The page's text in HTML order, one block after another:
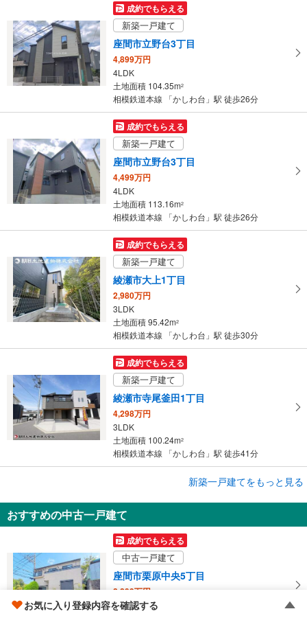
け
取
る
・
条
イ
ペ
に
存
る
成約でもらえる
新築一戸建て
座間市立野台3丁目
4,899万円
4LDK
土地面積 104.35m2
相模鉄道本線 「かしわ台」駅 徒歩26分
成約でもらえる
新築一戸建て
座間市立野台3丁目
4,499万円
4LDK
土地面積 113.16m2
相模鉄道本線 「かしわ台」駅 徒歩26分
成約でもらえる
新築一戸建て
綾瀬市大上1丁目
2,980万円
3LDK
土地面積 95.42m2
相模鉄道本線 「かしわ台」駅 徒歩30分
成約でもらえる
新築一戸建て
綾瀬市寺尾釜田1丁目
4,298万円
3LDK
土地面積 100.24m2
相模鉄道本線 「かしわ台」駅 徒歩41分
綾瀬市小園
3,499万円
3LDK
土地面積 138.62m
相模鉄道本線 「かしわ台」駅 徒歩35分
新築一戸建てをもっと見る
おすすめの中古一戸建て
成約でもらえる
中古一戸建て
座間市栗原中央5丁目
2,299万円
3LDK
お気に入り登録内容を確認する